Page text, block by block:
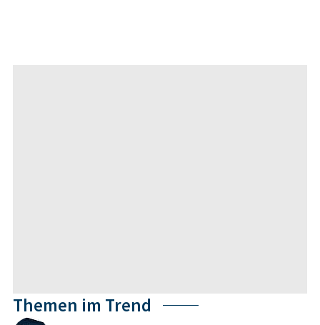
Themen im Trend